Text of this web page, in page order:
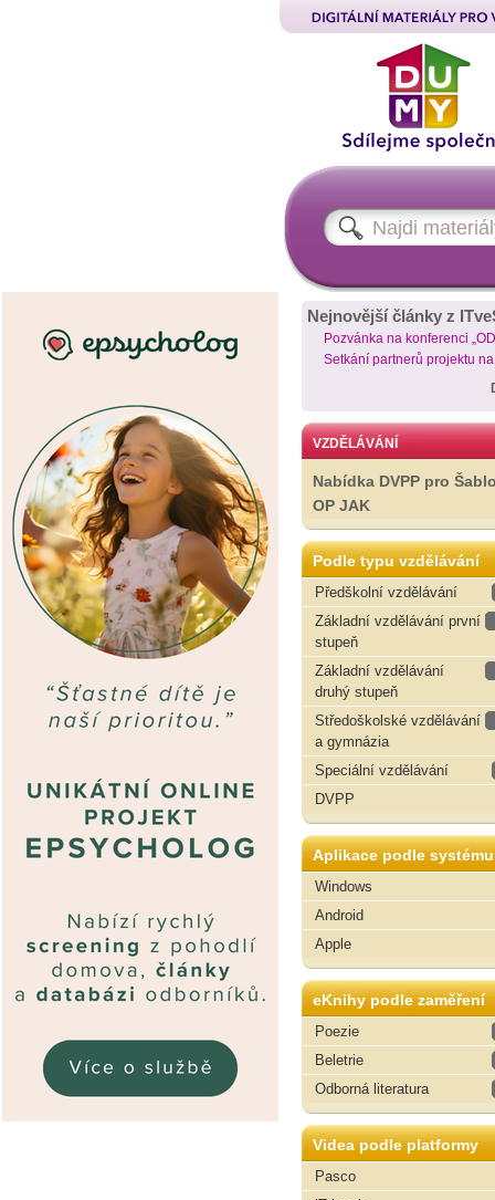
Nejnovější články z
Pozvánka na konferenci
Setkání partnerů projektu
VZDĚLÁVÁNÍ
Nabídka DVPP pro
OP JAK
Podle typu vzdělávání
Předškolní vzdělávání
Základní vzdělávání první
stupeň
Základní vzdělávání
druhý stupeň
Středoškolské vzdělávání
a gymnázia
Speciální vzdělávání
DVPP
Aplikace podle systému
Windows
Android
Apple
eKnihy podle zaměření
Poezie
Beletrie
Odborná literatura
Videa podle platformy
Pasco